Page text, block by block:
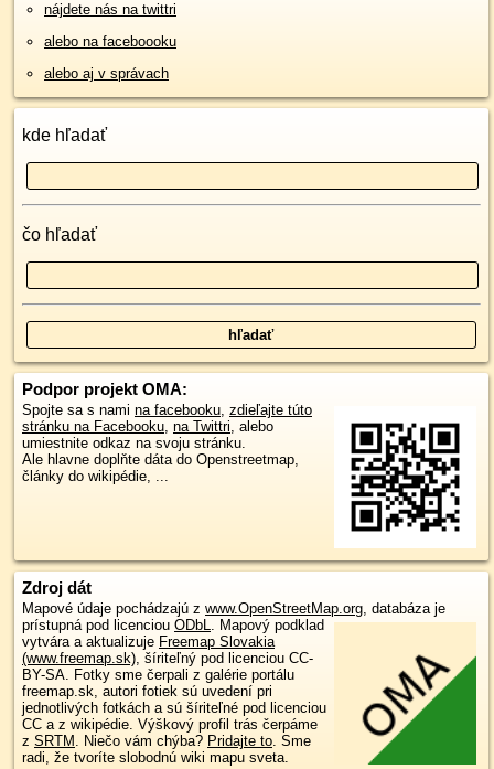
nájdete nás na twittri
alebo na faceboooku
alebo aj v správach
kde hľadať
čo hľadať
Podpor projekt OMA:
Spojte sa s nami na facebooku, zdieľajte túto
stránku na Facebooku, na Twittri, alebo
umiestnite odkaz na svoju stránku.
Ale hlavne doplňte dáta do Openstreetmap,
články do wikipédie, ...
Zdroj dát
Mapové údaje pochádzajú z www.OpenStreetMap.org, databáza je
prístupná pod licenciou ODbL. Mapový podklad
vytvára a aktualizuje Freemap Slovakia
(www.freemap.sk), šíriteľný pod licenciou CC-
BY-SA. Fotky sme čerpali z galérie portálu
freemap.sk, autori fotiek sú uvedení pri
jednotlivých fotkách a sú šíriteľné pod licenciou
CC a z wikipédie. Výškový profil trás čerpáme
z SRTM . Niečo vám chýba? Pridajte to. Sme
radi, že tvoríte slobodnú wiki mapu sveta.